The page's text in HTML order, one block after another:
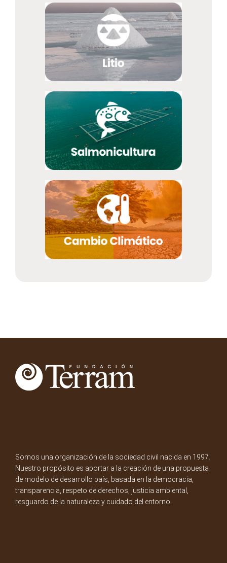
Somos una organización de la sociedad civil nacida en 1997.
Nuestro propósito es aportar a la creación de una propuesta
de modelo de desarrollo país, basada en la democracia,
transparencia, respeto de derechos, justicia ambiental,
resguardo de la naturaleza y cuidado del entorno.